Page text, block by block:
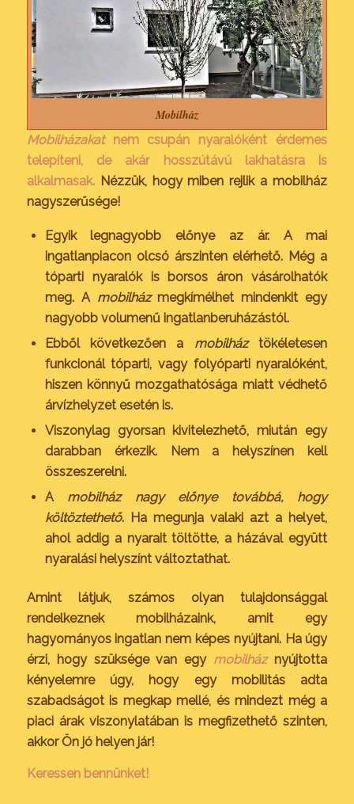
Mobilház
Mobilházakatnem csupán nyaralóként érdemes
telepíteni, de akár hosszútávú lakhatásra is
alkalmasak.Nézzük, hogy miben rejlik a mobilház
nagyszerűsége!
Egyik legnagyobb előnye az ár. A mai
ingatlanpiacon olcsó árszinten elérhető. Még a
tóparti nyaralók is borsos áron vásárolhatók
meg. A mobilházmegkímélhet mindenkit egy
nagyobb volumenű ingatlanberuházástól.
Ebből következően a mobilháztökéletesen
funkcionál tóparti, vagy folyóparti nyaralóként,
hiszen könnyű mozgathatósága miatt védhető
árvízhelyzet esetén is.
Viszonylag gyorsan kivitelezhető, miután egy
darabban érkezik. Nem a helyszínen kell
összeszerelni.
A mobilház nagy előnye továbbá, hogy
költöztethető. Ha megunja valaki azt a helyet,
ahol addig a nyarait töltötte, a házával együtt
nyaralási helyszínt változtathat.
Amint látjuk, számos olyan tulajdonsággal
rendelkeznek mobilházaink, amit egy
hagyományos ingatlan nem képes nyújtani. Ha úgy
érzi, hogy szüksége van egy mobilháznyújtotta
kényelemre úgy, hogy egy mobilitás adta
szabadságot is megkap mellé, és mindezt még a
piaci árak viszonylatában is megfizethető szinten,
akkor Ön jó helyen jár!
Keressen bennünket!